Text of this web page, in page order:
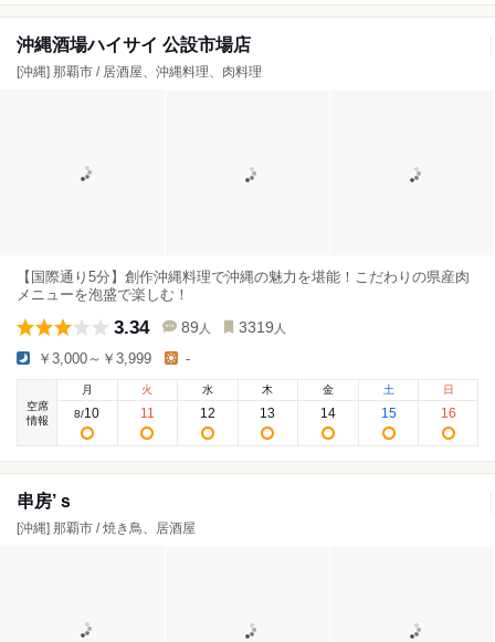
沖縄酒場ハイサイ 公設市場店
[沖縄] 那覇市 / 居酒屋、沖縄料理、肉料理
【国際通り5分】創作沖縄料理で沖縄の魅力を堪能！こだわりの県産肉
メニューを泡盛で楽しむ！
3.34 89 人 3319 人
￥3,000～￥3,999 -
空席
情報
月
8/10
火
11
水
12
木
13
金
14
土
15
日
16
串房’ｓ
[沖縄] 那覇市 / 焼き鳥、居酒屋